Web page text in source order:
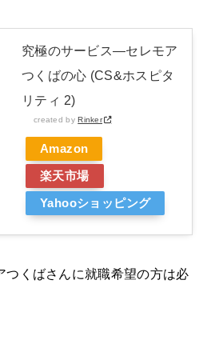
究極のサービス―セレモア
つくばの心 (CS&ホスピタ
リティ 2)
created byRinker
Amazon
楽天市場
Yahooショッピング
つくばさんに就職希望の方は必